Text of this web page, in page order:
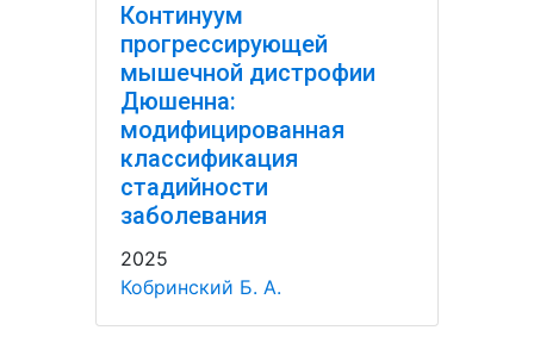
Континуум
прогрессирующей
мышечной дистрофии
Дюшенна:
модифицированная
классификация
стадийности
заболевания
2025
Кобринский Б. А.